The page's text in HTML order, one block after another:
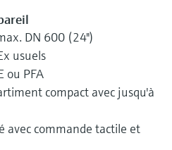
DN 600 (24")
usuels
ou PFA
compact avec jusqu'à
avec commande tactile et